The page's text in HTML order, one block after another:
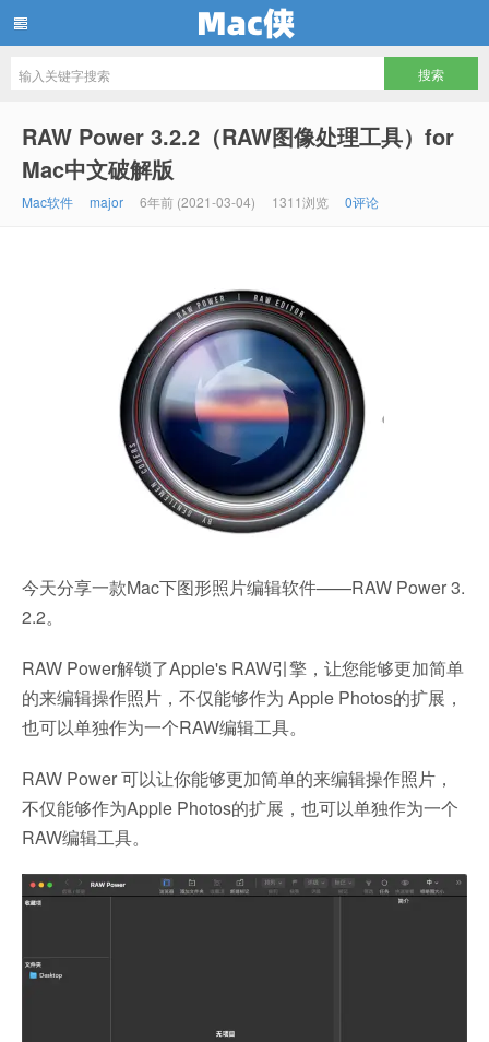
RAW Power 3.2.2（RAW图像处理工具）for
Mac中文破解版
Mac软件 major 6年前 (2021-03-04) 1311浏览 0评论
今天分享一款Mac下图形照片编辑软件——RAW Power 3.
2.2。
RAW Power解锁了Apple's RAW引擎，让您能够更加简单
的来编辑操作照片，不仅能够作为 Apple Photos的扩展，
也可以单独作为一个RAW编辑工具。
RAW Power 可以让你能够更加简单的来编辑操作照片，
不仅能够作为Apple Photos的扩展，也可以单独作为一个
RAW编辑工具。